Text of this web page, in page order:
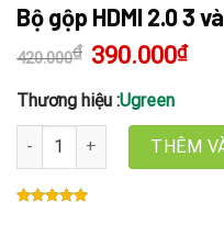
Bộ gộp HDMI 2.0 3
420.000₫ Giá
gốc
420.000₫.
390.000₫Giá
hiện
Thương hiệu :Ugreen
Bộ gộp HDMI 2.0 3 vào 1 ra
THÊM